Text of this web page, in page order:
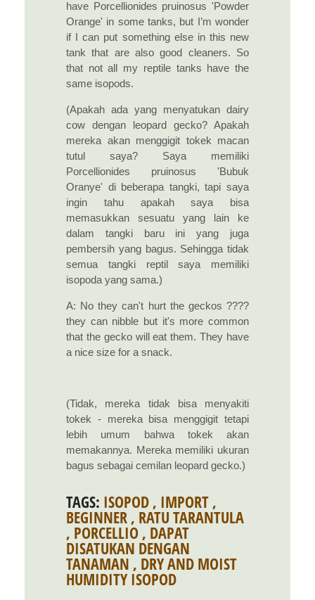
have Porcellionides pruinosus 'Powder
Orange' in some tanks, but I’m wonder
if I can put something else in this new
tank that are also good cleaners. So
that not all my reptile tanks have the
same isopods.
(Apakah ada yang menyatukan dairy
cow dengan leopard gecko? Apakah
mereka akan menggigit tokek macan
tutul saya? Saya memiliki
Porcellionides pruinosus 'Bubuk
Oranye' di beberapa tangki, tapi saya
ingin tahu apakah saya bisa
memasukkan sesuatu yang lain ke
dalam tangki baru ini yang juga
pembersih yang bagus. Sehingga tidak
semua tangki reptil saya memiliki
isopoda yang sama.)
A: No they can't hurt the geckos ????
they can nibble but it's more common
that the gecko will eat them. They have
a nice size for a snack.
(Tidak, mereka tidak bisa menyakiti
tokek - mereka bisa menggigit tetapi
lebih umum bahwa tokek akan
memakannya. Mereka memiliki ukuran
bagus sebagai cemilan leopard gecko.)
TAGS: ISOPOD , IMPORT ,
BEGINNER , RATU TARANTULA
, PORCELLIO , DAPAT
DISATUKAN DENGAN
TANAMAN , DRY AND MOIST
HUMIDITY ISOPOD